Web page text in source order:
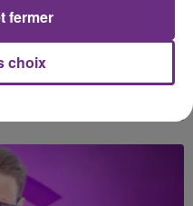
SHAKIRA FEAT. BURNA BOY
choix
fermer